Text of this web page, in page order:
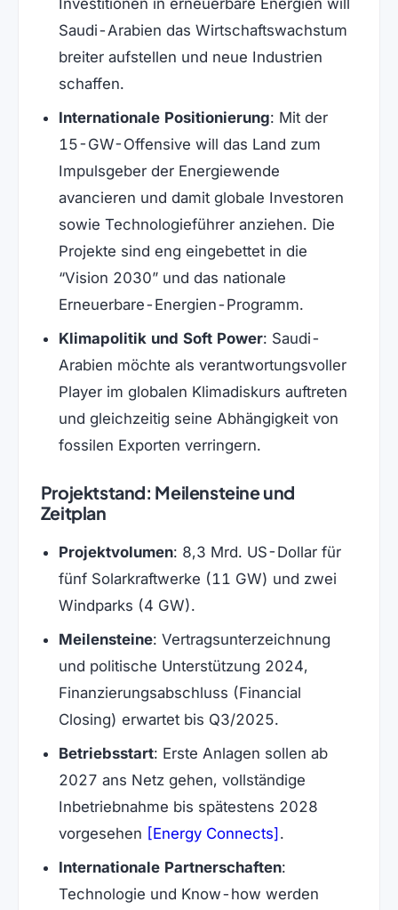
Saudi-Arabien das Wirtschaftswachstum
breiter aufstellen und neue Industrien
schaffen.
Internationale Positionierung: Mit der
15-GW-Offensive will das Land zum
Impulsgeber der Energiewende
avancieren und damit globale Investoren
sowie Technologieführer anziehen. Die
Projekte sind eng eingebettet in die
“Vision 2030” und das nationale
Erneuerbare-Energien-Programm.
Klimapolitik und Soft Power: Saudi-
Arabien möchte als verantwortungsvoller
Player im globalen Klimadiskurs auftreten
und gleichzeitig seine Abhängigkeit von
fossilen Exporten verringern.
Projektstand: Meilensteine und
Zeitplan
Projektvolumen: 8,3 Mrd. US-Dollar für
fünf Solarkraftwerke (11 GW) und zwei
Windparks (4 GW).
Meilensteine: Vertragsunterzeichnung
und politische Unterstützung 2024,
Finanzierungsabschluss (Financial
Closing) erwartet bis Q3/2025.
Betriebsstart: Erste Anlagen sollen ab
2027 ans Netz gehen, vollständige
Inbetriebnahme bis spätestens 2028
vorgesehen [Energy Connects].
Internationale Partnerschaften:
Technologie und Know-how werden